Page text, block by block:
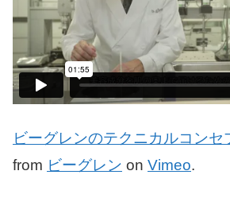
ビーグレンのテクニカルコン
from ビーグレン on Vimeo.